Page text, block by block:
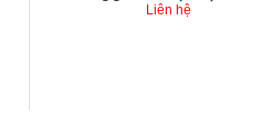
Liên hệ